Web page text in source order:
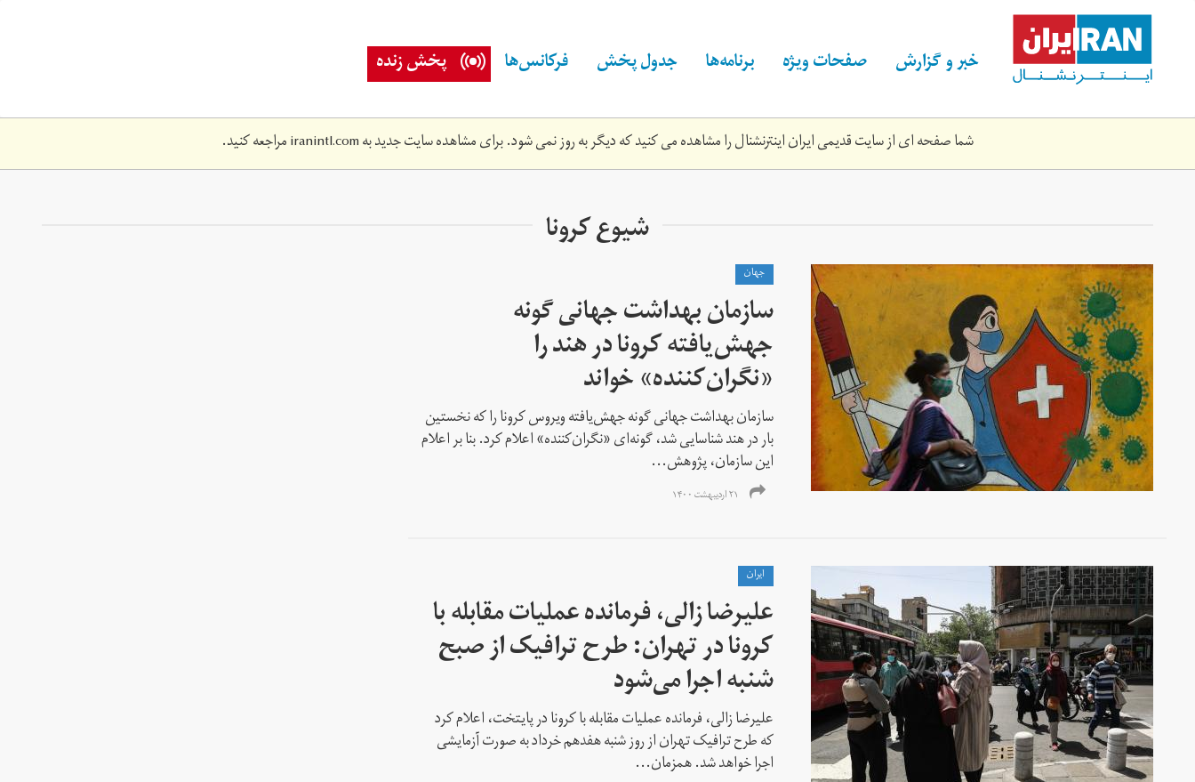
content خبر و گزارش صفحات ویژه برنامه‌ها جدول پخش فرکانس‌ها پخش زنده
شما صفحه ای از سایت قدیمی ایران اینترنشنال را مشاهده می کنید که دیگر به روز نمی شود. برای مشاهده سایت جدید بهiranintl.comمراجعه کنید.
شیوع کرونا
جهان
سازمان بهداشت جهانی گونه
جهش‌یافته کرونا در هند را
«نگران‌کننده» خواند
سازمان بهداشت جهانی گونه‌ جهش‌یافته ویروس کرونا را که نخستین‌
بار در هند شناسایی شد، گونه‌ای «نگران‌کننده» اعلام کرد. بنا بر اعلام
این سازمان، پژوهش‌...
۲۱ اردیبهشت ۱۴۰۰
ايران
علیرضا زالی، فرمانده عملیات مقابله با
کرونا در تهران: طرح ترافیک از صبح
شنبه اجرا می‌شود
علیرضا زالی، فرمانده عملیات مقابله با کرونا در پایتخت، اعلام کرد
که طرح ترافیک تهران از روز شنبه هفدهم خرداد به صورت آزمایشی
اجرا خواهد شد. همزمان...